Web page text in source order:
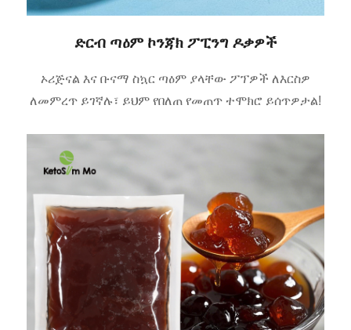
ድርብ ጣዕም ኮንጃክ ፖፒንግ ዶቃዎች
ኦሪጅናል እና ቡናማ ስኳር ጣዕም ያላቸው ፖፕዎች ለእርስዎ
ለመምረጥ ይገኛሉ፣ ይህም የበለጠ የመጠጥ ተሞክሮ ይሰጥዎታል!